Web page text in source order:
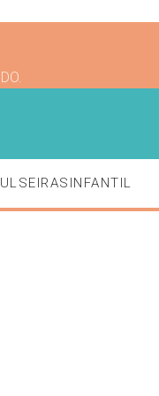
INFANTIL